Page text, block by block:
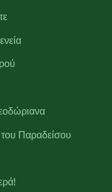
Παραδείσου